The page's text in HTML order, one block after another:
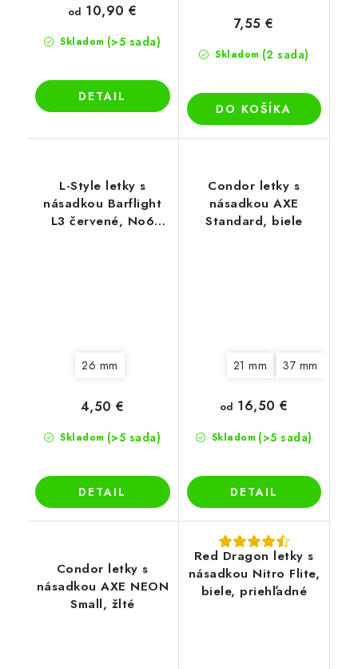
Skladom (>5 sada)
od 10,90 €
DETAIL
Skladom (2 sada)
7,55 €
DO KOŠÍKA
L-Style letky s
násadkou Barflight
L3 červené, No6
26 mm
Skladom (>5 sada)
4,50 €
DETAIL
Condor letky s
násadkou AXE
Standard, biele
21 mm 37 mm
Skladom (>5 sada)
od 16,50 €
DETAIL
Condor letky s
násadkou AXE NEON
Small, žlté
Red Dragon letky s
násadkou Nitro Flite,
biele, priehľadné